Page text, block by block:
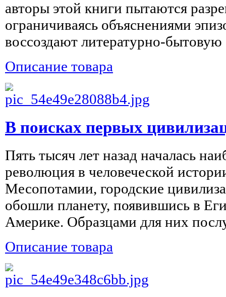
авторы этой книги пытаются
ограничиваясь объяснениями
воссоздают литературно-бытовую
Описание товара
В поисках первых
Пять тысяч лет назад началась
революция в человеческой
Месопотамии, городские
обошли планету, появившись в
Америке. Образцами для них
Описание товара